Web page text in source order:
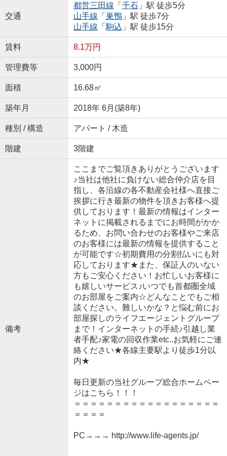
交通
都営三田線 「 千石」駅 徒歩5分
山手線 「 巣鴨」駅 徒歩7分
山手線 「 駒込 」駅 徒歩15分
賃料 8.1万円
管理費等 3,000円
面積 16.68㎡
築年月 2018年 6月(築8年)
種別 / 構造 アパート / 木造
階建 3階建
備考
ここまでご覧頂きありがとうございます
♪当社は他社に負けない総合仲介店を目
指し、各沿線の各不動産会社様へ直接ご
挨拶に行き最新の物件を頂きお客様へ提
供しております！最新の情報はインター
ネットに掲載されるまでにお時間がかか
るため、お問い合わせのお客様やご来店
のお客様には最新の情報を提供すること
が可能です☆初期費用の分割払いにも対
応しております★また、保証人のいない
方もご安心ください！お忙しいお客様に
も嬉しいサービス♪いつでも首都圏全域
のお部屋をご案内☆どんなことでもご相
談ください。難しいかな？と悩む前にお
部屋探しのライフエージェントグループ
まで！インターネットの手続♪引越し業
者手配♪家電の回収作業etc..お気軽にご連
絡ください★各線主要駅より徒歩1分以
内★
毎日更新の当社グループ総合ホームペー
ジはこちら！！！
＝＝＝＝＝＝＝＝＝＝＝＝＝＝＝＝＝＝
＝＝＝＝
PC→→→ http://www.life-agents.jp/